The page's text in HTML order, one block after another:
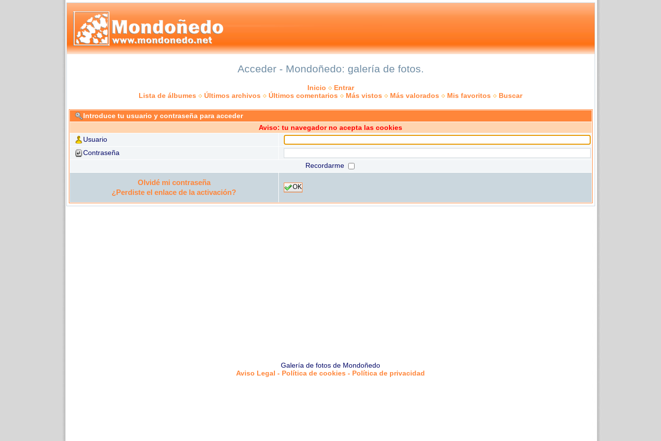
Acceder - Mondoñedo: galería de fotos.
Inicio
Entrar
Lista de álbumes
Últimos archivos Últimos comentarios Más vistos Más valorados Mis favoritos Buscar
Introduce tu usuario y contraseña para acceder
Aviso: tu navegador no acepta las cookies
Usuario
Contraseña
Recordarme
Olvidé mi contraseña
¿Perdiste el enlace de la activación?
OK
Galería de fotos de Mondoñedo
Aviso Legal - Política de cookies - Política de privacidad